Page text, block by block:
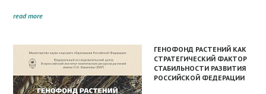
read more
ГЕНОФОНД РАСТЕНИЙ КАК
СТРАТЕГИЧЕСКИЙ ФАКТОР
СТАБИЛЬНОСТИ РАЗВИТИЯ
РОССИЙСКОЙ ФЕДЕРАЦИИ